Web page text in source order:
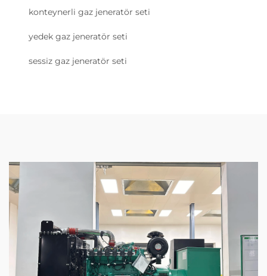
konteynerli gaz jeneratör seti
yedek gaz jeneratör seti
sessiz gaz jeneratör seti